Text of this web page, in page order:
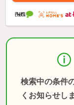
検索中の条件
くお知らせし